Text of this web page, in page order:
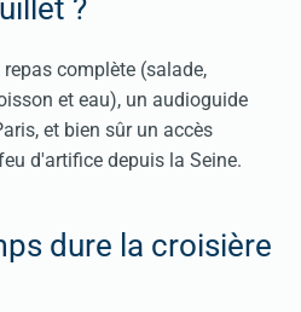
?
complète (salade,
et eau), un audioguide
et bien sûr un accès
d'artifice depuis la Seine.
dure la croisière